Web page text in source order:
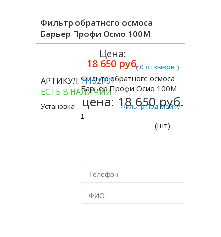
Фильтр обратного осмоса
Барьер Профи Осмо 100М
( 0 отзывов )
АРТИКУЛ:Н152Р01
ЕСТЬ В НАЛИЧИИ
Установка: Фильтр Под Мойку
Цена:
18 650 руб.
Купить
Фильтр обратного осмоса
Барьер Профи Осмо 100М
цена: 18 650 руб.
(шт)